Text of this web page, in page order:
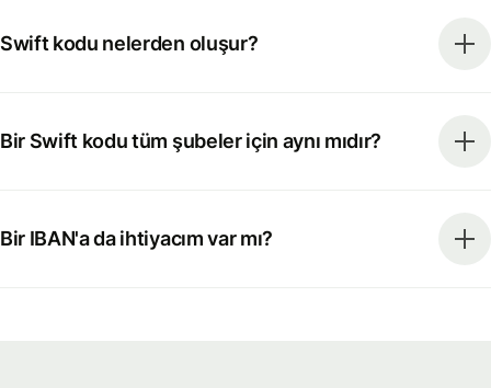
Swift kodu nelerden oluşur?
Bir Swift kodu tüm şubeler için aynı mıdır?
Bir IBAN'a da ihtiyacım var mı?